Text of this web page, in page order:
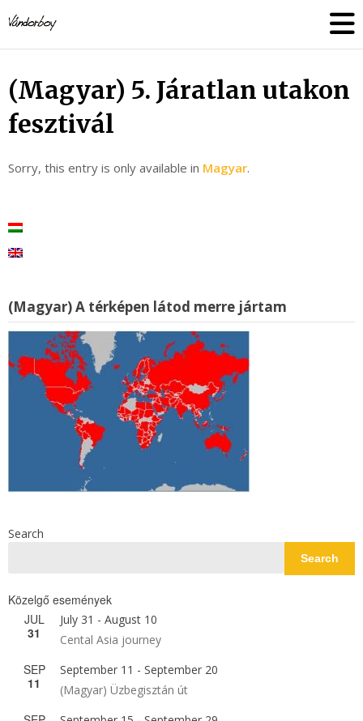
to
content
(Magyar) 5. Járatlan utakon
fesztivál
Sorry, this entry is only available in Magyar.
(Magyar) A térképen látod merre jártam
Search
Search
Közelgő események
JUL
31
July 31 - August 10
Cental Asia journey
SEP
11
September 11 - September 20
(Magyar) Üzbegisztán út